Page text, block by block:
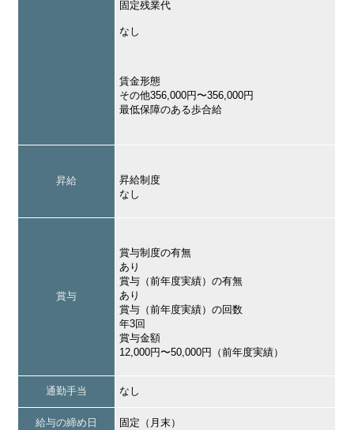
固定残業代
なし
賃金形態
その他356,000円〜356,000円
最低保障のある歩合給
昇給
昇給制度
なし
賞与
賞与制度の有無
あり
賞与（前年度実績）の有無
あり
賞与（前年度実績）の回数
年3回
賞与金額
12,000円〜50,000円（前年度実績）
通勤手当 なし
給与の締め日 固定（月末）